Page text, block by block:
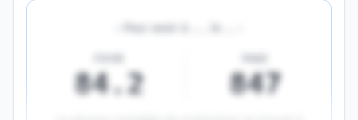
Pour avoir à
84.2 847